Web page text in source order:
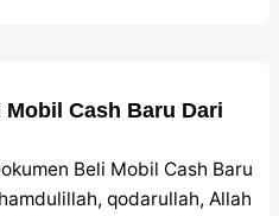
Cash Baru Dari
Beli Mobil Cash Baru
qodarullah, Allah